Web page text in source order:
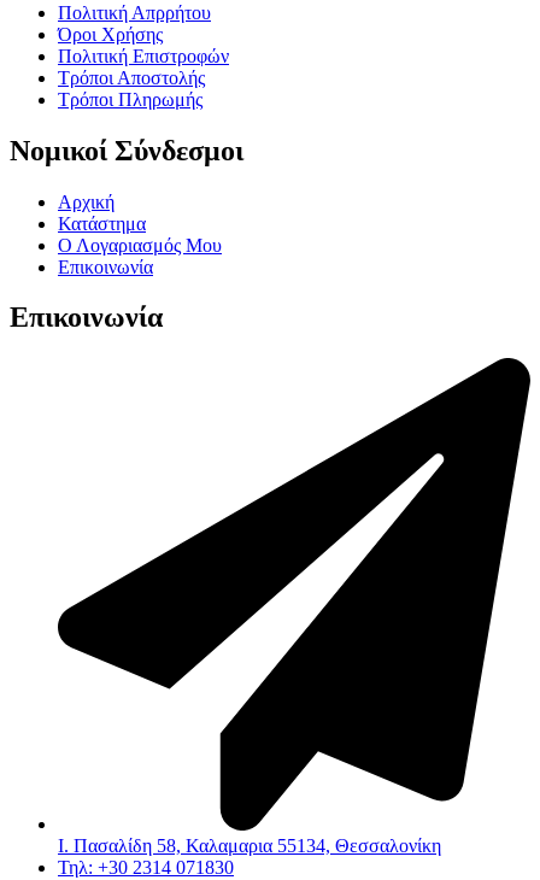
Πολιτική Απρρήτου
Όροι Χρήσης
Πολιτική Επιστροφών
Τρόποι Αποστολής
Τρόποι Πληρωμής
Νομικοί Σύνδεσμοι
Αρχική
Κατάστημα
Ο Λογαριασμός Μου
Επικοινωνία
Επικοινωνία
Ι. Πασαλίδη 58, Καλαμαρια 55134, Θεσσαλονίκη
Τηλ: +30 2314 071830